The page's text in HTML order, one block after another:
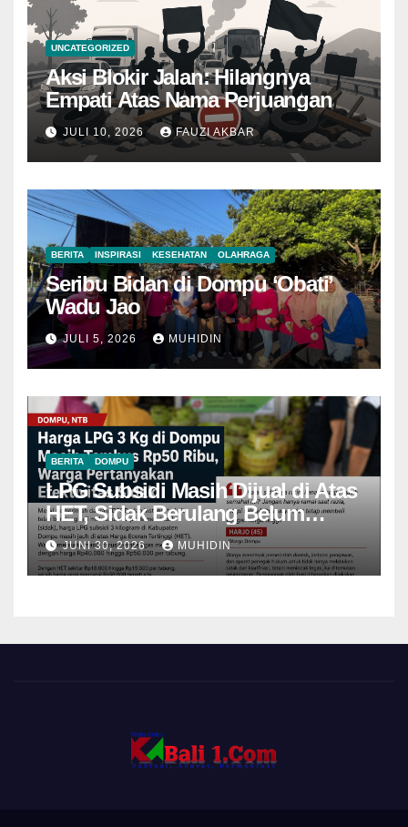
UNCATEGORIZED
Aksi Blokir Jalan: Hilangnya
Empati Atas Nama Perjuangan
JULI 10, 2026 FAUZI AKBAR
BERITA INSPIRASI KESEHATAN OLAHRAGA
Seribu Bidan di Dompu ‘Obati’
Wadu Jao
JULI 5, 2026 MUHIDIN
BERITA DOMPU
LPG Subsidi Masih Dijual di Atas
HET, Sidak Berulang Belum
Mampu Menekan Harga
JUNI 30, 2026 MUHIDIN